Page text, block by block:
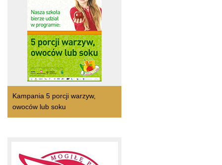
Kampania 5 porcji warzyw,
owoców lub soku